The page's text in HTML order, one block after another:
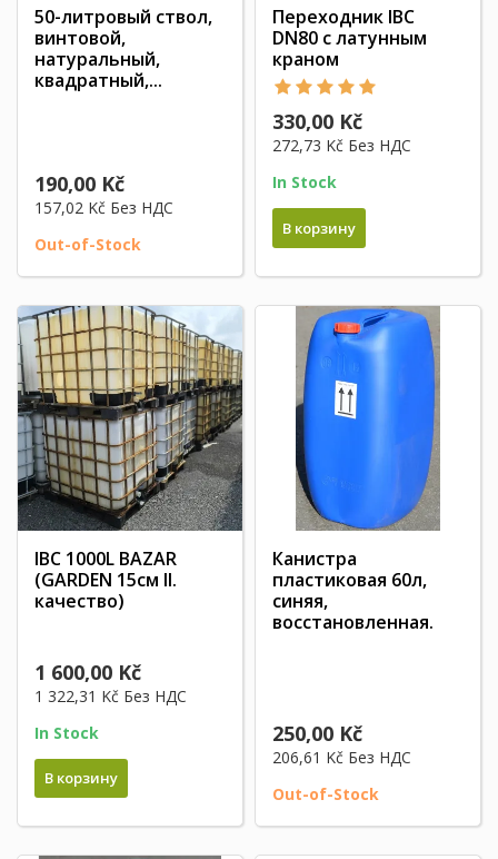
50-литровый ствол,
винтовой,
натуральный,
квадратный,...
190,00 Kč
157,02 Kč Без НДС
Out-of-Stock
Переходник IBC
DN80 с латунным
краном
330,00 Kč
272,73 Kč Без НДС
In Stock
В корзину
IBC 1000L BAZAR
(GARDEN 15см II.
качество)
1 600,00 Kč
1 322,31 Kč Без НДС
In Stock
В корзину
Канистра
пластиковая 60л,
синяя,
восстановленная.
250,00 Kč
206,61 Kč Без НДС
Out-of-Stock